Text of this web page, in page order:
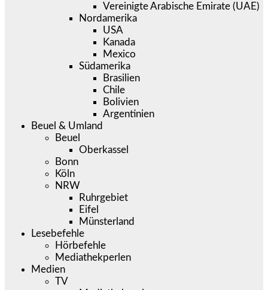
Vereinigte Arabische Emirate (UAE)
Nordamerika
USA
Kanada
Mexico
Südamerika
Brasilien
Chile
Bolivien
Argentinien
Beuel & Umland
Beuel
Oberkassel
Bonn
Köln
NRW
Ruhrgebiet
Eifel
Münsterland
Lesebefehle
Hörbefehle
Mediathekperlen
Medien
TV